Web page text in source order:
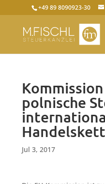
+49 89 8090923-30
polnische
Jul 3, 2017